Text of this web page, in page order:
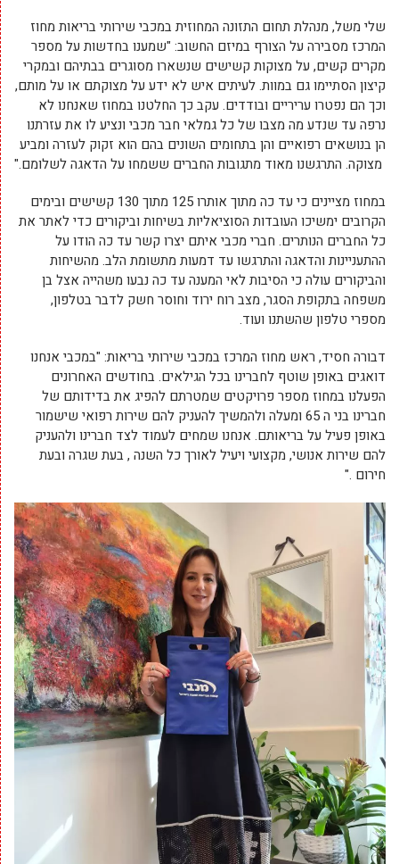
שלי משל, מנהלת תחום התזונה המחוזית במכבי שירותי בריאות מחוז
המרכז מסבירה על הצורף במיזם החשוב: "שמענו בחדשות על מספר
מקרים קשים, על מצוקות קשישים שנשארו מסוגרים בבתיהם ובמקרי
קיצון הסתיימו גם במוות. לעיתים איש לא ידע על מצוקתם או על מותם,
וכך הם נפטרו עריריים ובודדים. עקב כך החלטנו במחוז שאנחנו לא
נרפה עד שנדע מה מצבו של כל גמלאי חבר מכבי ונציע לו את עזרתנו
הן בנושאים רפואיים והן בתחומים השונים בהם הוא זקוק לעזרה ומביע
מצוקה. התרגשנו מאוד מתגובות החברים ששמחו על הדאגה לשלומם."
במחוז מציינים כי עד כה מתוך אותרו 125 מתוך 130 קשישים ובימים
הקרובים ימשיכו העובדות הסוציאליות בשיחות וביקורים כדי לאתר את
כל החברים הנותרים. חברי מכבי איתם יצרו קשר עד כה הודו על
ההתעניינות והדאגה והתרגשו עד דמעות מתשומת הלב. מהשיחות
והביקורים עולה כי הסיבות לאי המענה עד כה נבעו משהייה אצל בן
משפחה בתקופת הסגר, מצב רוח ירוד וחוסר חשק לדבר בטלפון,
מספרי טלפון שהשתנו ועוד.
דבורה חסיד, ראש מחוז המרכז במכבי שירותי בריאות: "במכבי אנחנו
דואגים באופן שוטף לחברינו בכל הגילאים. בחודשים האחרונים
הפעלנו במחוז מספר פרויקטים שמטרתם להפיג את בדידותם של
חברינו בני ה 65 ומעלה ולהמשיך להעניק להם שירות רפואי שישמור
באופן פעיל על בריאותם. אנחנו שמחים לעמוד לצד חברינו ולהעניק
להם שירות אנושי, מקצועי ויעיל לאורך כל השנה , בעת שגרה ובעת
חירום ."